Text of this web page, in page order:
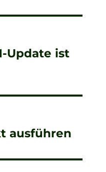
Update ist
ausführen